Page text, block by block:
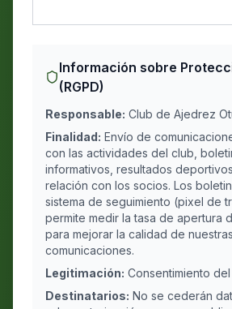
Información sobre
(RGPD)
Responsable: Club de Ajedrez
Finalidad: Envío de
con las actividades del club,
informativos, resultados
relación con los socios. Los
sistema de seguimiento (pixel de
permite medir la tasa de apertura
para mejorar la calidad de nuestras
comunicaciones.
Legitimación: Consentimiento
Destinatarios: No se cederán